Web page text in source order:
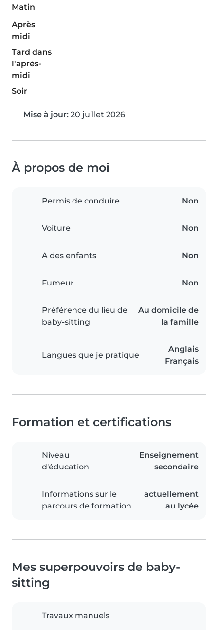
Matin
Après
midi
Tard dans
l'après-
midi
Soir
Mise à jour: 20 juillet 2026
À propos de moi
Permis de conduire Non
Voiture Non
A des enfants Non
Fumeur Non
Préférence du lieu de
baby-sitting
Au domicile de
la famille
Langues que je pratique
Anglais
Français
Formation et certifications
Niveau
d'éducation
Enseignement
secondaire
Informations sur le
parcours de formation
actuellement
au lycée
Mes superpouvoirs de baby-
sitting
Travaux manuels